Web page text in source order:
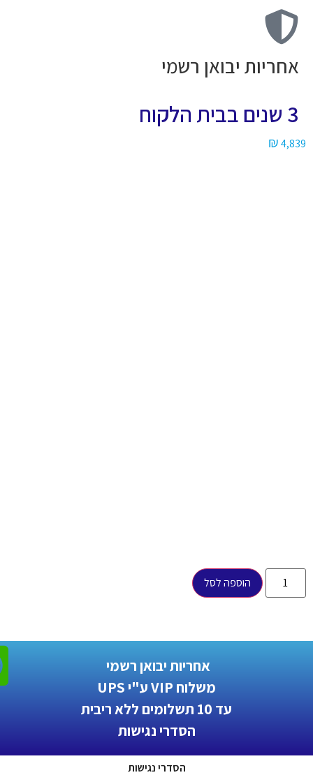
יבואן רשמי
₪
הוספה לסל
אחריות יבואן רשמי
משלוח VIP ע"י UPS
עד 10 תשלומים ללא ריבית
הסדרי נגישות
הסדרי נגישות